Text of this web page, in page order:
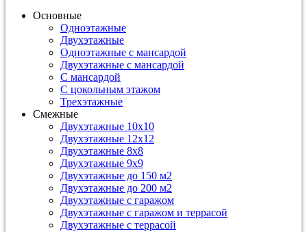
Основные
Одноэтажные
Двухэтажные
Одноэтажные с мансардой
Двухэтажные с мансардой
С мансардой
С цокольным этажом
Трехэтажные
Смежные
Двухэтажные 10х10
Двухэтажные 12х12
Двухэтажные 8х8
Двухэтажные 9х9
Двухэтажные до 150 м2
Двухэтажные до 200 м2
Двухэтажные с гаражом
Двухэтажные с гаражом и террасой
Двухэтажные с террасой